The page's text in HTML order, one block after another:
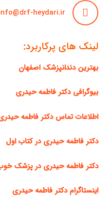
heydari.ir
لینک های پرکاربرد:
بهترین دندانپزشک اصفهان
بیوگرافی دکتر فاطمه حیدری
اطلاعات تماس دکتر فاطمه
دکتر فاطمه حیدری در کتاب اول
دکتر فاطمه حیدری در پزشک
اینستاگرام دکتر فاطمه حیدری